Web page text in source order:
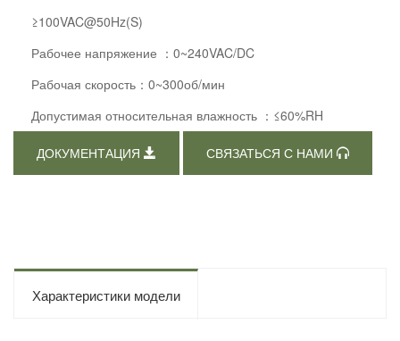
≥100VAC@50Hz(S)
Рабочее напряжение ：0~240VAC/DC
Рабочая скорость：0~300об/мин
Допустимая относительная влажность ：≤60%RH
ДОКУМЕНТАЦИЯ СВЯЗАТЬСЯ С НАМИ
Характеристики модели